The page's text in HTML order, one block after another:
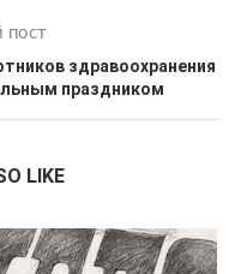
здравоохранения
праздником
LIKE